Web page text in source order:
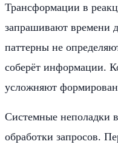
Трансформации в
запрашивают времени
паттерны не
соберёт информации.
усложняют
Системные неполадки
обработки запросов.